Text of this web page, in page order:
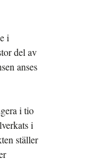
i
del av
anses
i tio
i
ställer